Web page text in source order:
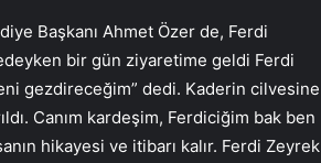
Başkanı Ahmet Özer de, Ferdi
bir gün ziyaretime geldi Ferdi
gezdireceğim” dedi. Kaderin cilvesine
Canım kardeşim, Ferdiciğim bak ben
hikayesi ve itibarı kalır. Ferdi Zeyrek